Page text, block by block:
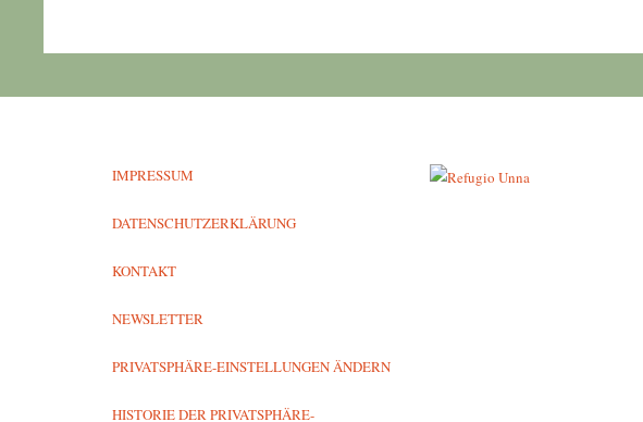
IMPRESSUM
DATENSCHUTZERKLÄRUNG
KONTAKT
NEWSLETTER
PRIVATSPHÄRE-EINSTELLUNGEN ÄNDERN
HISTORIE DER PRIVATSPHÄRE-